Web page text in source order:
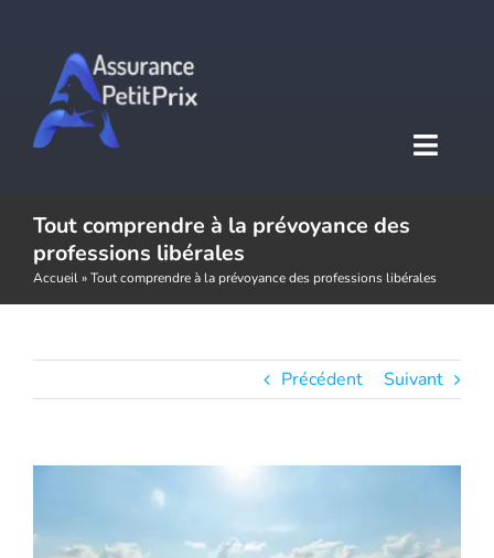
contenu
Accueil
Assurance auto
Tout comprendre à la prévoyance des
professions libérales
Accueil»Tout comprendre à la prévoyance des professions libérales
Précédent Suivant
agrandie